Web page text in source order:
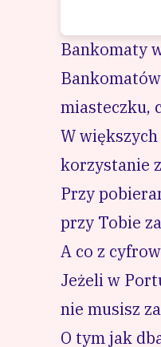
Bankomaty
miasteczku,
W
korzystanie
Przy
przy Tobie
A co z
Jeżeli w
nie musisz
O tym jak